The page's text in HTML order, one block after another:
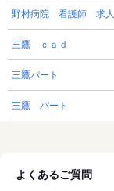
野村病院 看護師 求人
三鷹 ｃａｄ
三鷹パート
三鷹 パート
よくあるご質問